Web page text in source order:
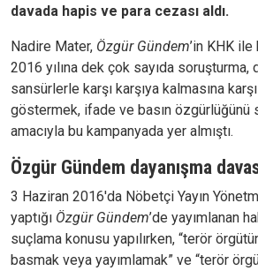
davada hapis ve para cezası aldı.
Nadire Mater, Özgür Gündem’in KHK ile
2016 yılına dek çok sayıda soruşturma,
sansürlerle karşı karşıya kalmasına
göstermek, ifade ve basın özgürlüğünü
amacıyla bu kampanyada yer almıştı.
Özgür Gündem dayanışma
3 Haziran 2016'da Nöbetçi Yayın
yaptığı Özgür Gündem’de yayımlanan
suçlama konusu yapılırken, “terör
basmak veya yayımlamak” ve “terör